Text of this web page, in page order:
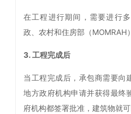
在工程进行期间，需要进行
政、农村和住房部（MOMRAH
3. 工程完成后
当工程完成后，承包商需要向
地方政府机构申请并获得最终
府机构都签署批准，建筑物就可